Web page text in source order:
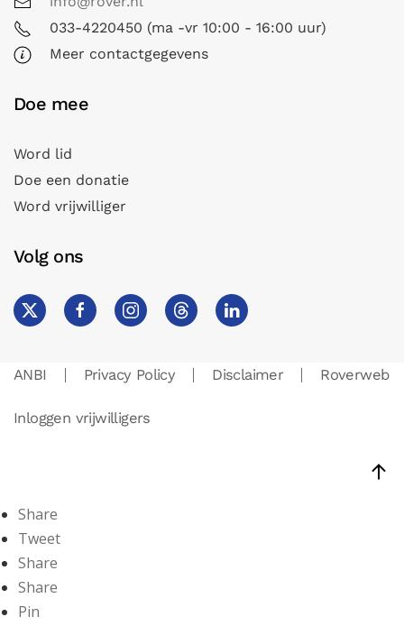
033-4220450 (ma -vr 10:00 - 16:00 uur)
Meer contactgegevens
Doe mee
Word lid
Doe een donatie
Word vrijwilliger
Volg ons
ANBI Privacy Policy Disclaimer Roverweb
Inloggen vrijwilligers
Share
Tweet
Share
Share
Pin